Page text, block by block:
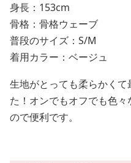
身長：153cm
骨格：骨格ウェーブ
普段のサイズ：S/M
着用カラー：ベージュ
生地がとっても柔らかく
た！オンでもオフでも色
ので便利です。